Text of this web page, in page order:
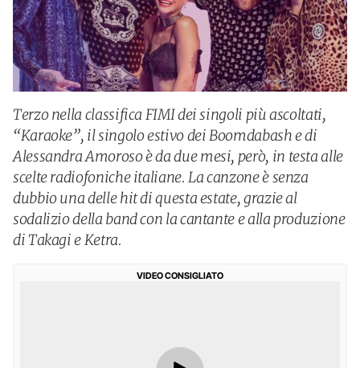
Terzo nella classifica FIMI dei singoli più ascoltati,
“Karaoke”, il singolo estivo dei Boomdabash e di
Alessandra Amoroso è da due mesi, però, in testa alle
scelte radiofoniche italiane. La canzone è senza
dubbio una delle hit di questa estate, grazie al
sodalizio della band con la cantante e alla produzione
di Takagi e Ketra.
VIDEO CONSIGLIATO